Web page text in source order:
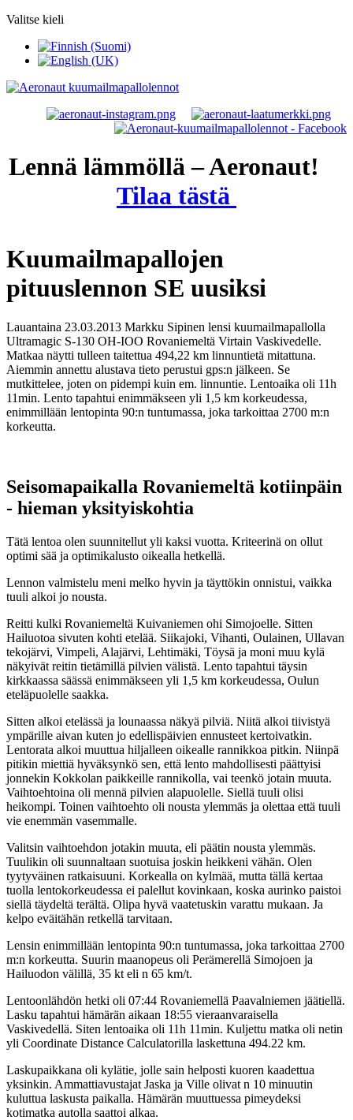
Valitse kieli
Lennä lämmöllä – Aeronaut!
Tilaa tästä
Kuumailmapallojen
pituuslennon SE uusiksi
Lauantaina 23.03.2013 Markku Sipinen lensi kuumailmapallolla
Ultramagic S-130 OH-IOO Rovaniemeltä Virtain Vaskivedelle.
Matkaa näytti tulleen taitettua 494,22 km linnuntietä mitattuna.
Aiemmin annettu alustava tieto perustui gps:n jälkeen. Se
mutkittelee, joten on pidempi kuin em. linnuntie. Lentoaika oli 11h
11min. Lento tapahtui enimmäkseen yli 1,5 km korkeudessa,
enimmillään lentopinta 90:n tuntumassa, joka tarkoittaa 2700 m:n
korkeutta.
Seisomapaikalla Rovaniemeltä kotiinpäin
- hieman yksityiskohtia
Tätä lentoa olen suunnitellut yli kaksi vuotta. Kriteerinä on ollut
optimi sää ja optimikalusto oikealla hetkellä.
Lennon valmistelu meni melko hyvin ja täyttökin onnistui, vaikka
tuuli alkoi jo nousta.
Reitti kulki Rovaniemeltä Kuivaniemen ohi Simojoelle. Sitten
Hailuotoa sivuten kohti etelää. Siikajoki, Vihanti, Oulainen, Ullavan
tekojärvi, Vimpeli, Alajärvi, Lehtimäki, Töysä ja moni muu kylä
näkyivät reitin tietämillä pilvien välistä. Lento tapahtui täysin
kirkkaassa säässä enimmäkseen yli 1,5 km korkeudessa, Oulun
eteläpuolelle saakka.
Sitten alkoi etelässä ja lounaassa näkyä pilviä. Niitä alkoi tiivistyä
ympärille aivan kuten jo edellispäivien ennusteet kertoivatkin.
Lentorata alkoi muuttua hiljalleen oikealle rannikkoa pitkin. Niinpä
pitikin miettiä hyväksynkö sen, että lento mahdollisesti päättyisi
jonnekin Kokkolan paikkeille rannikolla, vai teenkö jotain muuta.
Vaihtoehtoina oli mennä pilvien alapuolelle. Siellä tuuli olisi
heikompi. Toinen vaihtoehto oli nousta ylemmäs ja olettaa että tuuli
vie enemmän vasemmalle.
Valitsin vaihtoehdon jotakin muuta, eli päätin nousta ylemmäs.
Tuulikin oli suunnaltaan suotuisa joskin heikkeni vähän. Olen
tyytyväinen ratkaisuuni. Korkealla on kylmää, mutta tällä kertaa
tuolla lentokorkeudessa ei palellut kovinkaan, koska aurinko paistoi
siellä täydeltä terältä. Olipa hyvä vaatetuskin varattu mukaan. Ja
kelpo eväitähän retkellä tarvitaan.
Lensin enimmillään lentopinta 90:n tuntumassa, joka tarkoittaa 2700
m:n korkeutta. Suurin maanopeus oli Perämerellä Simojoen ja
Hailuodon välillä, 35 kt eli n 65 km/t.
Lentoonlähdön hetki oli 07:44 Rovaniemellä Paavalniemen jäätiellä.
Lasku tapahtui hämärän aikaan 18:55 vieraanvaraisella
Vaskivedellä. Siten lentoaika oli 11h 11min. Kuljettu matka oli netin
yli Coordinate Distance Calculatorilla laskettuna 494.22 km.
Laskupaikkana oli kylätie, jolle sain helposti kuoren kaadettua
yksinkin. Ammattiavustajat Jaska ja Ville olivat n 10 minuutin
kuluttua laskusta paikalla. Hämärän muuttuessa pimeydeksi
kotimatka autolla saattoi alkaa.